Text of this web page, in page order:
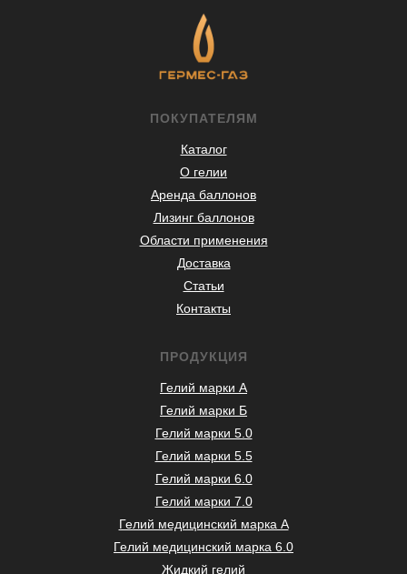
ПРОДУКЦИЯ
Гелий марки А
Гелий марки Б
Гелий марки 5.0
Гелий марки 5.5
Гелий марки 6.0
Гелий марки 7.0
Гелий медицинский марка А
Гелий медицинский марка 6.0
Жидкий гелий
ПОКУПАТЕЛЯМ
Каталог
О гелии
Аренда баллонов
Лизинг баллонов
Области применения
Доставка
Статьи
Контакты